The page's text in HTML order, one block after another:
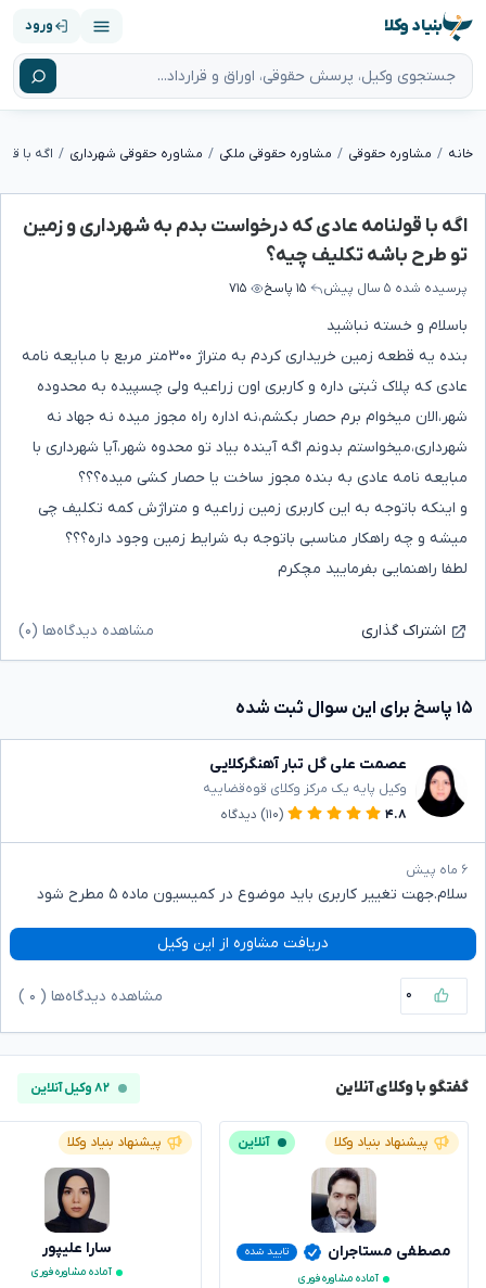
بنیاد وکلا ورود
خانه مشاوره حقوقی مشاوره حقوقی ملکی مشاوره حقوقی شهرداری
اگه با قولنامه عادی که درخواست بدم به شهرداری و زمین
تو طرح باشه تکلیف چیه؟
پرسیده شده ۵ سال پیش ۱۵ پاسخ ۷۱۵
باسلام و خسته نباشید
بنده یه قطعه زمین خریداری کردم به متراژ ۳۰۰متر مربع با مبایعه نامه
عادی که پلاک ثبتی داره و کاربری اون زراعیه ولی چسپیده به محدوده
شهر،الان میخوام برم حصار بکشم،نه اداره راه مجوز میده نه جهاد نه
شهرداری،میخواستم بدونم اگه آینده بیاد تو محدوه شهر،آیا شهرداری با
مبایعه نامه عادی به بنده مجوز ساخت یا حصار کشی میده؟؟؟
و اینکه باتوجه به این کاربری زمین زراعیه و متراژش کمه تکلیف چی
میشه و چه راهکار مناسبی باتوجه به شرایط زمین وجود داره؟؟؟
لطفا راهنمایی بفرمایید مچکرم
اشتراک گذاری مشاهده دیدگاه‌ها (۰)
۱۵ پاسخ برای این سوال ثبت شده
عصمت علی گل تبار آهنگرکلایی
وکیل پایه یک مرکز وکلای قوه‌قضاییه
۴.۸
(۱۱۰) دیدگاه
۶ ماه پیش
سلام.جهت تغییر کاربری باید موضوع در کمیسیون ماده ۵ مطرح شود
دریافت مشاوره از این وکیل
۰ مشاهده دیدگاه‌ها ( ۰
گفتگو با وکلای آنلاین ۸۲ وکیل آنلاین
پیشنهاد بنیاد وکلا آنلاین
مصطفی مستاجران
تایید شده
آماده مشاوره فوری
پیشنهاد بنیاد وکلا
سارا علیپور
آماده مشاوره فوری